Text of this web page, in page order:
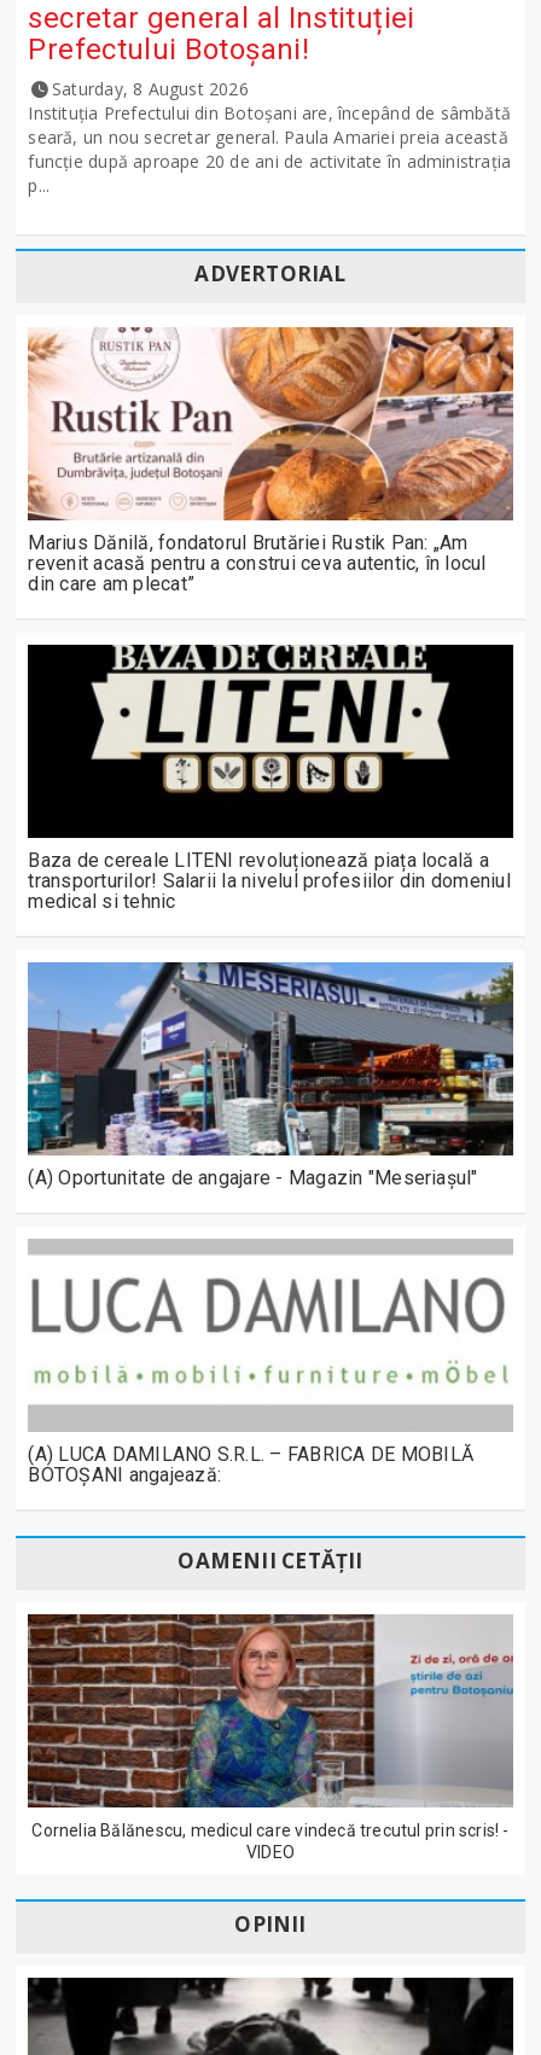
secretar general al Instituției
Prefectului Botoșani!
Saturday, 8 August 2026
Instituția Prefectului din Botoșani are, începând de sâmbătă
seară, un nou secretar general. Paula Amariei preia această
funcție după aproape 20 de ani de activitate în administrația
p...
ADVERTORIAL
Marius Dănilă, fondatorul Brutăriei Rustik Pan: „Am
revenit acasă pentru a construi ceva autentic, în locul
din care am plecat”
Baza de cereale LITENI revoluționează piața locală a
transporturilor! Salarii la nivelul profesiilor din domeniul
medical si tehnic
(A) Oportunitate de angajare - Magazin "Meseriașul"
(A) LUCA DAMILANO S.R.L. – FABRICA DE MOBILĂ
BOTOȘANI angajează:
OAMENII CETĂȚII
Cornelia Bălănescu, medicul care vindecă trecutul prin scris! -
VIDEO
OPINII